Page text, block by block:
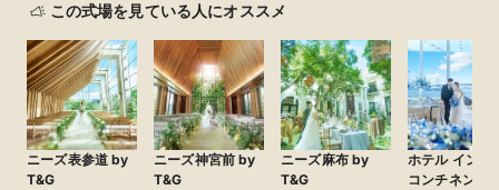
この式場を見ている人にオススメ
ニーズ表参道 by
T&G
ニーズ神宮前 by
T&G
ニーズ麻布 by
T&G
ホテル インタ
コンチネンタ